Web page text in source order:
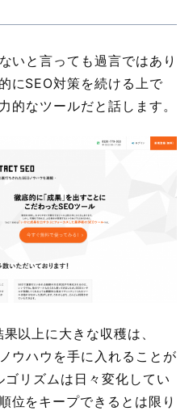
いと言っても過言ではあり
にSEO対策を続ける上で
的なツールだと話します。
以上に大きな収穫は、
ウハウを手に入れることが
リズムは日々変化してい
位をキープできるとは限り